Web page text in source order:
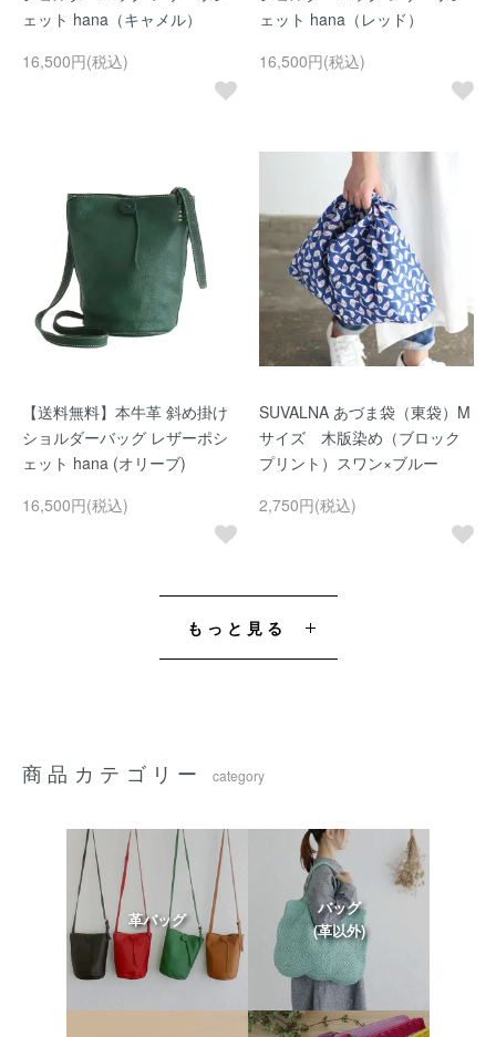
ェット hana（キャメル）
16,500円(税込)
ェット hana（レッド）
16,500円(税込)
【送料無料】本牛革 斜め掛け
ショルダーバッグ レザーポシ
ェット hana (オリーブ)
16,500円(税込)
SUVALNA あづま袋（東袋）M
サイズ 木版染め（ブロック
プリント）スワン×ブルー
2,750円(税込)
もっと見る
商品カテゴリー category
革バッグ
バッグ
(革以外)